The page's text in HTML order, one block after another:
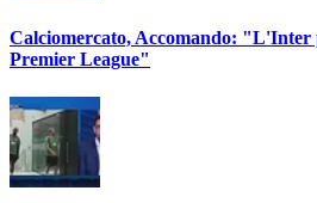
Calciomercato, Accomando: "L'Inter
Premier League"